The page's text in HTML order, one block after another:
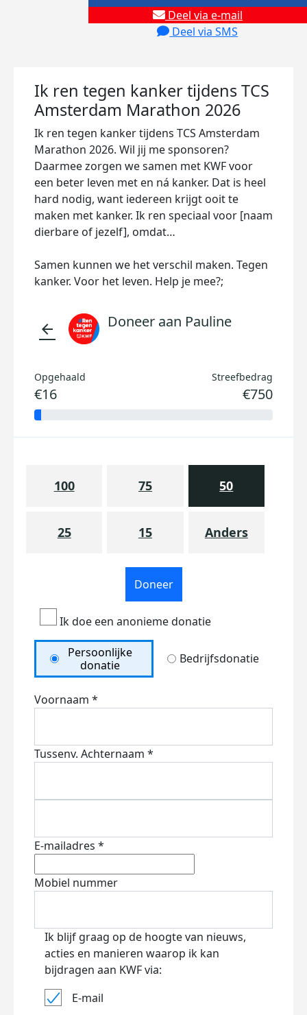
Deel via e-mail
Deel via SMS
Ik ren tegen kanker tijdens TCS
Amsterdam Marathon 2026
Ik ren tegen kanker tijdens TCS Amsterdam
Marathon 2026. Wil jij me sponsoren?
Daarmee zorgen we samen met KWF voor
een beter leven met en ná kanker. Dat is heel
hard nodig, want iedereen krijgt ooit te
maken met kanker. Ik ren speciaal voor [naam
dierbare of jezelf], omdat…
Samen kunnen we het verschil maken. Tegen
kanker. Voor het leven. Help je mee?;
arrow_back Doneer aan Pauline
Opgehaald
€16
Streefbedrag
€750
100 75 50
25 15 Anders
Doneer
Ik doe een anonieme donatie
Persoonlijke
donatie
Bedrijfsdonatie
Voornaam *
Tussenv. Achternaam *
E-mailadres *
Mobiel nummer
Ik blijf graag op de hoogte van nieuws,
acties en manieren waarop ik kan
bijdragen aan KWF via:
E-mail